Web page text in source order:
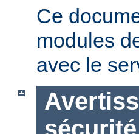
Ce
modules
avec le